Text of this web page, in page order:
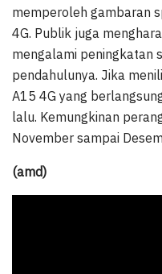
memperoleh gambaran
4G. Publik juga
mengalami peningkatan
pendahulunya. Jika
A15 4G yang
lalu. Kemungkinan
November sampai
(amd)